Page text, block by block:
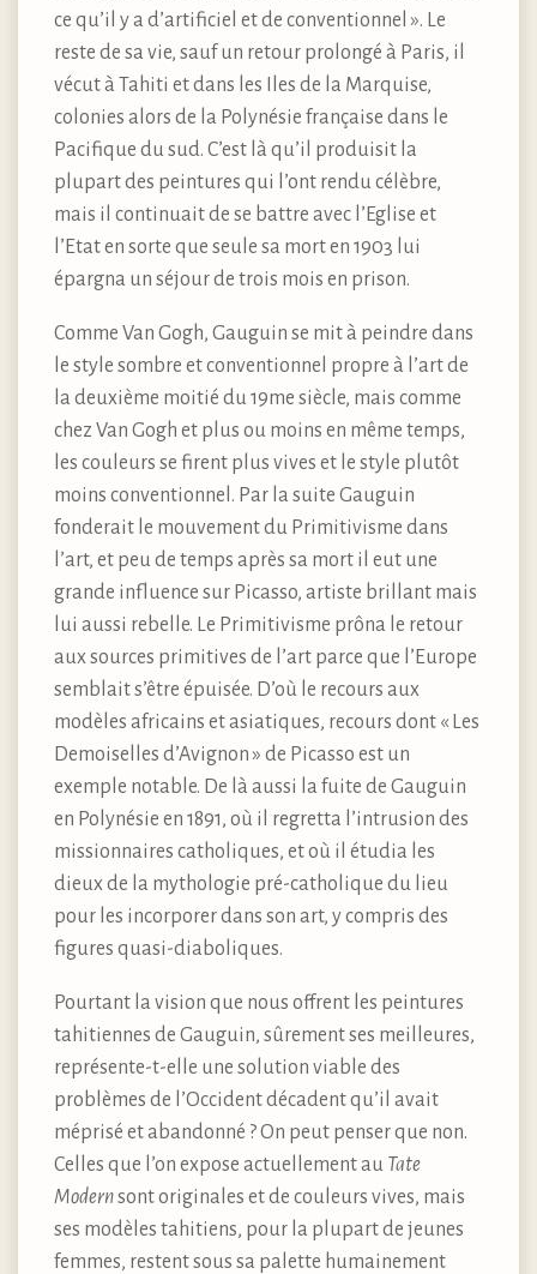
ce qu’il y a d’artificiel et de conventionnel ». Le
reste de sa vie, sauf un retour prolongé à Paris, il
vécut à Tahiti et dans les Iles de la Marquise,
colonies alors de la Polynésie française dans le
Pacifique du sud. C’est là qu’il produisit la
plupart des peintures qui l’ont rendu célèbre,
mais il continuait de se battre avec l’Eglise et
l’Etat en sorte que seule sa mort en 1903 lui
épargna un séjour de trois mois en prison.
Comme Van Gogh, Gauguin se mit à peindre dans
le style sombre et conventionnel propre à l’art de
la deuxième moitié du 19me siècle, mais comme
chez Van Gogh et plus ou moins en même temps,
les couleurs se firent plus vives et le style plutôt
moins conventionnel. Par la suite Gauguin
fonderait le mouvement du Primitivisme dans
l’art, et peu de temps après sa mort il eut une
grande influence sur Picasso, artiste brillant mais
lui aussi rebelle. Le Primitivisme prôna le retour
aux sources primitives de l’art parce que l’Europe
semblait s’être épuisée. D’où le recours aux
modèles africains et asiatiques, recours dont « Les
Demoiselles d’Avignon » de Picasso est un
exemple notable. De là aussi la fuite de Gauguin
en Polynésie en 1891, où il regretta l’intrusion des
missionnaires catholiques, et où il étudia les
dieux de la mythologie pré-catholique du lieu
pour les incorporer dans son art, y compris des
figures quasi-diaboliques.
Pourtant la vision que nous offrent les peintures
tahitiennes de Gauguin, sûrement ses meilleures,
représente-t-elle une solution viable des
problèmes de l’Occident décadent qu’il avait
méprisé et abandonné ? On peut penser que non.
Celles que l’on expose actuellement au Tate
Modernsont originales et de couleurs vives, mais
ses modèles tahitiens, pour la plupart de jeunes
femmes, restent sous sa palette humainement